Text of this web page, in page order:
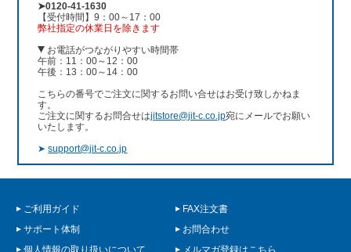
➤0120-41-1630
【受付時間】9：00～17：00
弊社指定の休業日を除きます
お電話がつながりやすい時間帯
午前：11：00～12：00
午後：13：00～14：00
こちらの番号でご注文に関するお問い合せはお受け致しかねま
す。
ご注文に関するお問合せはjitstore@jit-c.co.jp宛にメールでお願い
いたします。
➤support@jit-c.co.jp
ご利用ガイド
FAX注文書
サポート体制
お問合わせ
個人情報の取り扱いについて
メルマガ登録はこちら